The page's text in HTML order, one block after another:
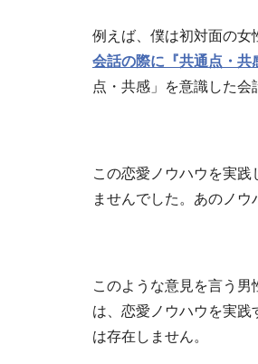
例えば、僕は初対面の女
会話の際に『共通点・共
点・共感」を意識した会
この恋愛ノウハウを実
ませんでした。あのノ
このような意見を言う
は、恋愛ノウハウを実
は存在しません。